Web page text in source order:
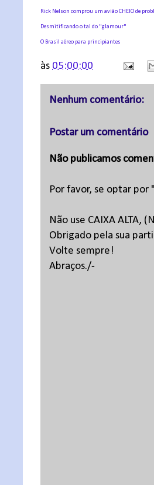
Rick Nelson comprou um avião CHEIO de
Desmitificando o tal do "glamour"
O Brasil aéreo para principiantes
às 05:00:00
Nenhum comentário:
Postar um comentário
Não publicamos
Por favor, se optar por
Não use CAIXA ALTA,
Obrigado pela sua
Volte sempre!
Abraços./-